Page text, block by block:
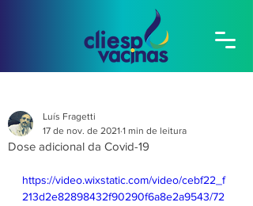
Dose adicional da Covid-19
Luís Fragetti
17 de nov. de 2021 1 min de leitura
https://video.wixstatic.com/video/cebf22_f
213d2e82898432f90290f6a8e2a9543/72